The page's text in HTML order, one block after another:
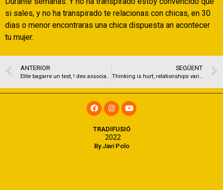
si sales, y no ha transpirado te relacionas con chicas, en 30
dias o menor encontraras una chica dispuesta an acontecer
tu mujer.
ANTERIOR
Elite bagarre un test, ! des associations et un veridique moi
SEGÜENT
Thinking is hurt, relationships varies
By Javi Polo
TRADIFUSIÓ
2022